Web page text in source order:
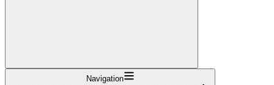
Navigation